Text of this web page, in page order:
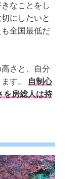
なことをし
にしたいと
全国最低だ
さと、自分
す。
自制心
を房総人は持